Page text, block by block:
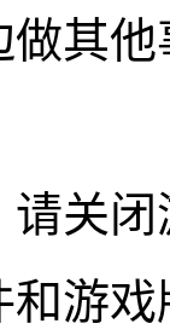
其
关
游